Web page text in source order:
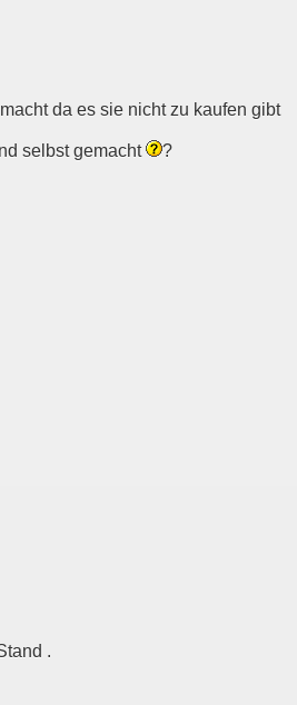
da es sie nicht zu kaufen gibt
selbst gemacht
?
.